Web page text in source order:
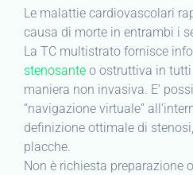
Le malattie cardiovascolari
causa di morte in entrambi i
La TC multistrato fornisce
stenosante o ostruttiva in
maniera non invasiva. E’
“navigazione virtuale”
definizione ottimale di
placche.
Non è richiesta preparazione